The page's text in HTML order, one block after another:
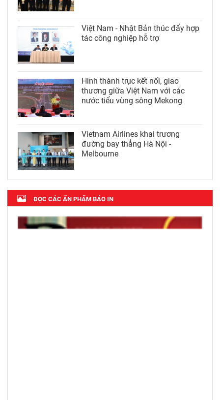
Việt Nam - Nhật Bản thúc đẩy hợp
tác công nghiệp hỗ trợ
Hình thành trục kết nối, giao
thương giữa Việt Nam với các
nước tiểu vùng sông Mekong
Vietnam Airlines khai trương
đường bay thẳng Hà Nội -
Melbourne
ĐỌC CÁC ẤN PHẨM BÁO IN